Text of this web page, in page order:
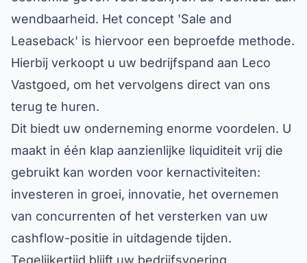
wendbaarheid. Het concept 'Sale and
Leaseback' is hiervoor een beproefde methode.
Hierbij verkoopt u uw bedrijfspand aan Leco
Vastgoed, om het vervolgens direct van ons
terug te huren.
Dit biedt uw onderneming enorme voordelen. U
maakt in één klap aanzienlijke liquiditeit vrij die
gebruikt kan worden voor kernactiviteiten:
investeren in groei, innovatie, het overnemen
van concurrenten of het versterken van uw
Tegelijkertijd blijft uw bedrijfsvoering